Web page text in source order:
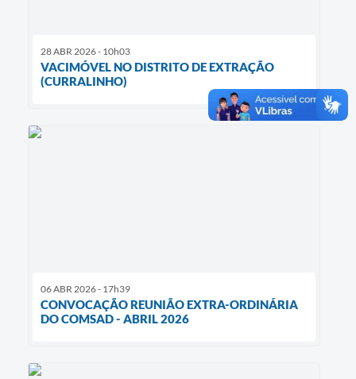
28 ABR 2026 - 10h03
VACIMÓVEL NO DISTRITO DE EXTRAÇÃO
(CURRALINHO)
06 ABR 2026 - 17h39
CONVOCAÇÃO REUNIÃO EXTRA-ORDINÁRIA
DO COMSAD - ABRIL 2026